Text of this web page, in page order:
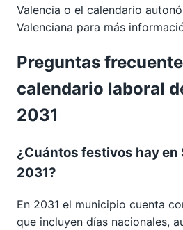
Valencia o el calendario
Valenciana para más
Preguntas
calendario laboral
2031
¿Cuántos festivos hay en
2031?
En 2031 el municipio cuenta
que incluyen días nacionales,